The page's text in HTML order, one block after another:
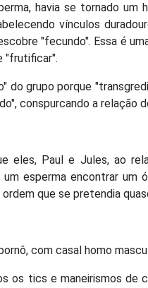
havia se tornado um
vínculos
"fecundo". Essa é
"frutificar".
do grupo porque
conspurcando a relação
eles, Paul e Jules, ao
um esperma encontrar um
que se pretendia
com casal homo
os tics e maneirismos de